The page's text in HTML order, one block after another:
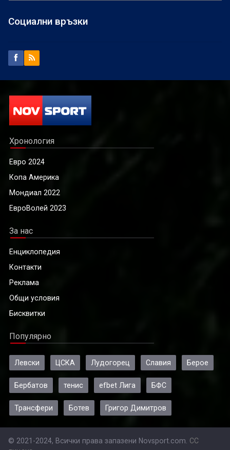
Социални връзки
Хронология
Евро 2024
Копа Америка
Мондиал 2022
ЕвроВолей 2023
За нас
Енциклопедия
Контакти
Реклама
Общи условия
Бисквитки
Популярно
Левски ЦСКА Лудогорец Славия Берое
Бербатов тенис efbet Лига БФС
Трансфери Ботев Григор Димитров
© 2021-2024, Всички права запазени Novsport.com. CC